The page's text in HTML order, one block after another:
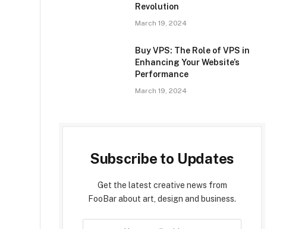
Revolution
March 19, 2024
Buy VPS: The Role of VPS in
Enhancing Your Website’s
Performance
March 19, 2024
Subscribe to Updates
Get the latest creative news from
FooBar about art, design and business.